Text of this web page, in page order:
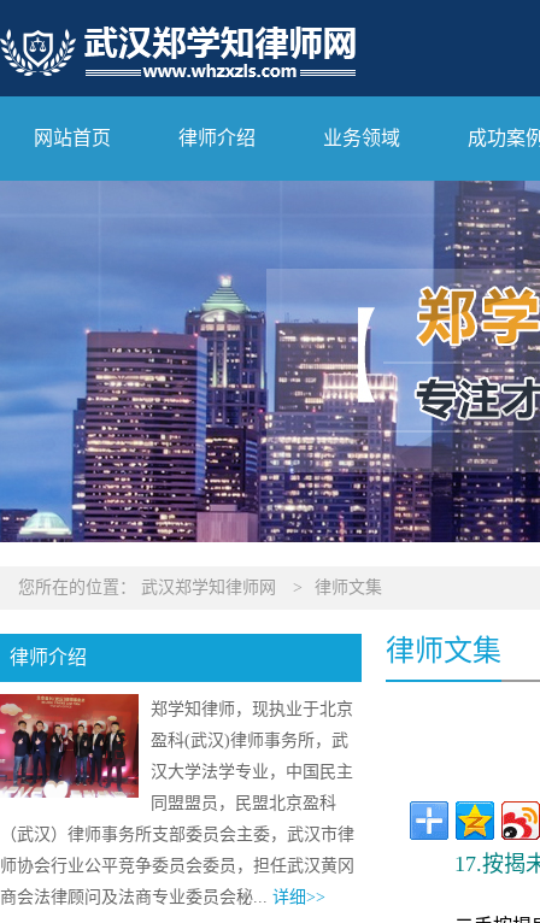
网站首页 律师介绍 业务领域 成功案
您所在的位置： 武汉郑学知律师网 > 律师文集
律师介绍
郑学知律师，现执业于北京
盈科(武汉)律师事务所，武
汉大学法学专业，中国民主
同盟盟员，民盟北京盈科
（武汉）律师事务所支部委员会主委，武汉市律
师协会行业公平竞争委员会委员，担任武汉黄冈
商会法律顾问及法商专业委员会秘... 详细>>
律师文集
17.按揭